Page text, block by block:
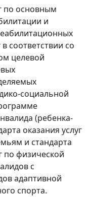
по основным
и
соответствии со
целевой
социальной
(ребенка-
оказания услуг
и стандарта
по физической
с
адаптивной
спорта.